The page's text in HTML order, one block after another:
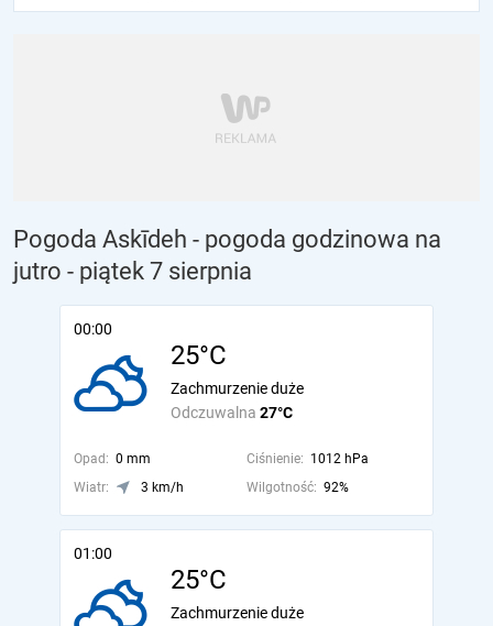
Pogoda Askīdeh - pogoda godzinowa na
jutro - piątek 7 sierpnia
00:00
25°C
Odczuwalna 27°C
Zachmurzenie duże
Opad: 0 mm Ciśnienie: 1012 hPa
Wiatr:
3 km/h Wilgotność: 92%
01:00
25°C
Zachmurzenie duże